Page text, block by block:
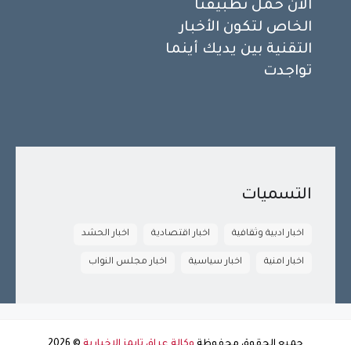
الآن حمّل تطبيقنا
الخاص لتكون الأخبار
التقنية بين يديك أينما
تواجدت
التسميات
اخبار ادبية وثقافية اخبار اقتصادية اخبار الحشد
اخبار امنية اخبار سياسية اخبار مجلس النواب